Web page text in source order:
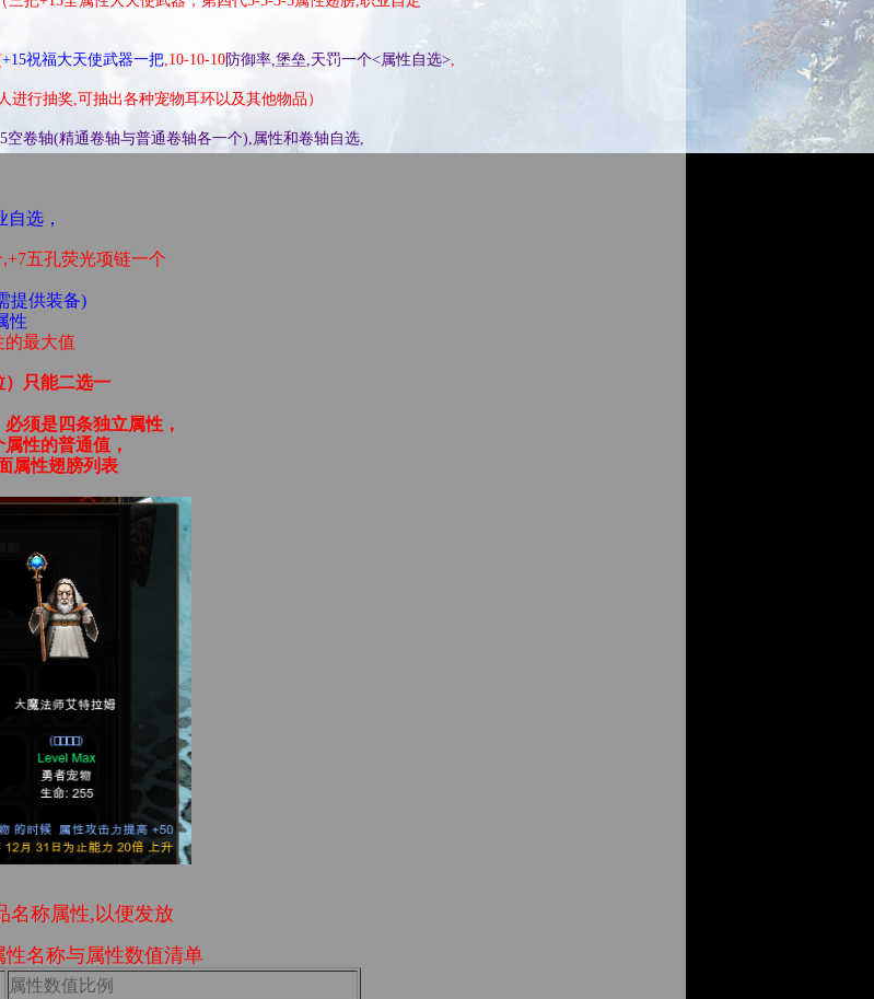
+15祝福大天使武器一把,10-10-10防御率,堡垒,天罚一个<属性自选>,
行抽奖,可抽出各种宠物耳环以及其他物品）
空卷轴(精通卷轴与普通卷轴各一个),属性和卷轴自选,
选，
五孔荧光项链一个
提供装备)
性
的最大值
）只能二选一
须是四条独立属性，
性的普通值，
属性翅膀列表
名称属性,以便发放
性名称与属性数值清单
属性数值比例